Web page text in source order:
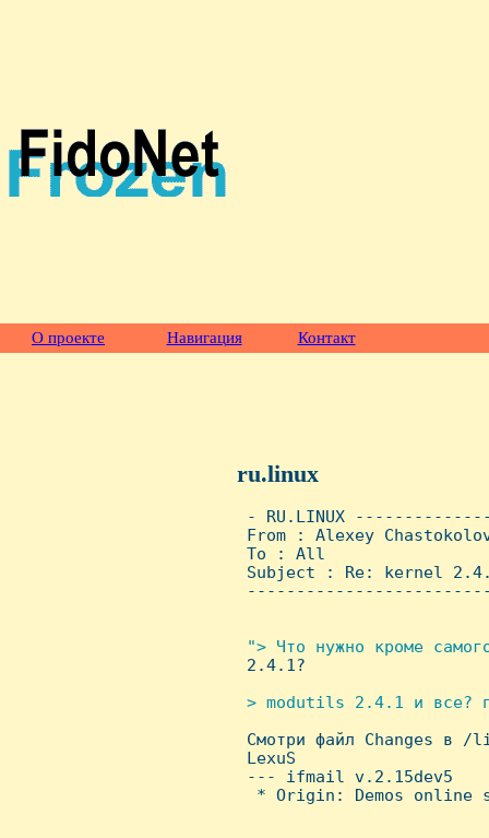
О проекте Навигация Контакт
ru.linux
- RU.LINUX
From : Alexey
To : All
Subject : Re: kernel
"> Что нужно кpоме
2.4.1?
> modutils 2.4.1 и все?
Смотри файл Changes в /
LexuS
--- ifmail v.2.15dev5
* Origin: Demos online